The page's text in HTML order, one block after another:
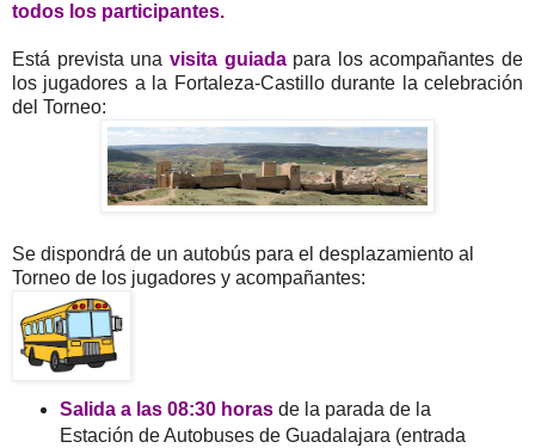
todos los participantes.
Está prevista una visita guiada para los acompañantes de
los jugadores a la Fortaleza-Castillo durante la celebración
del Torneo:
Se dispondrá de un autobús para el desplazamiento al
Torneo de los jugadores y acompañantes:
Salida a las 08:30 horasde la parada de la
Estación de Autobuses de Guadalajara (entrada